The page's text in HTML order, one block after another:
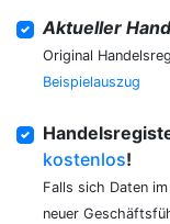
Aktueller
Original
Beispielauszug
kostenlos!
Falls sich Daten
neuer